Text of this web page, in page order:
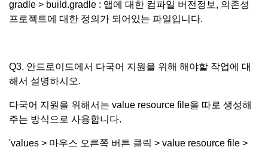
gradle > build.gradle : 앱에 대한 컴파일 버전정보, 의존성
프로젝트에 대한 정의가 되어있는 파일입니다.
Q3. 안드로이드에서 다국어 지원을 위해 해야할 작업에 대
해서 설명하시오.
다국어 지원을 위해서는 value resource file을 따로 생성해
주는 방식으로 사용합니다.
'values > 마우스 오른쪽 버튼 클릭 > value resource file >